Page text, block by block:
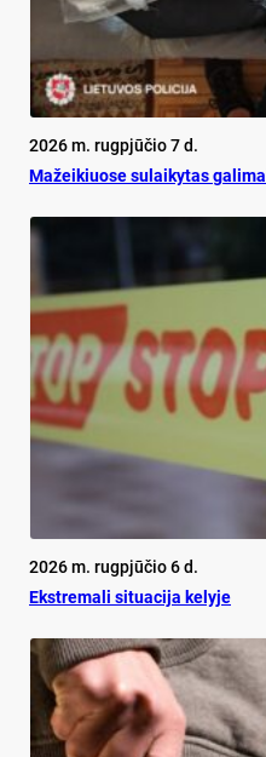
2026 m. rugpjūčio 7 d.
Mažeikiuose sulaikytas
2026 m. rugpjūčio 6 d.
Ekst­re­ma­li si­tua­ci­ja ke­ly­je